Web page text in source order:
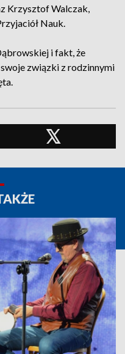
Krzysztof Walczak,
Nauk.
i fakt, że
związki z rodzinnymi